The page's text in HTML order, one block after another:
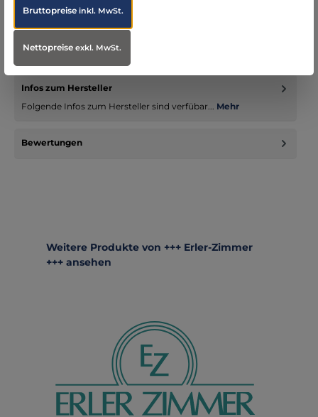
Beschreibung
Entwickelt zur Unterstützung bei der Simulation von
Patientenpflege. Verwenden…
Infos zum Hersteller
Folgende Infos zum Hersteller sind verfübar... Mehr
Bewertungen
Produktgalerie überspringen
Weitere Produkte von +++ Erler-Zimmer
+++ ansehen
Bruttopreiseinkl. MwSt.
Nettopreiseexkl. MwSt.